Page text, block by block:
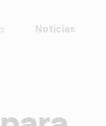
Noticias